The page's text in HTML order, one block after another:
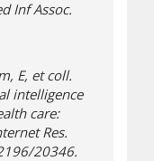
Inf Assoc.
E, et coll.
intelligence
care:
Res.
20346.